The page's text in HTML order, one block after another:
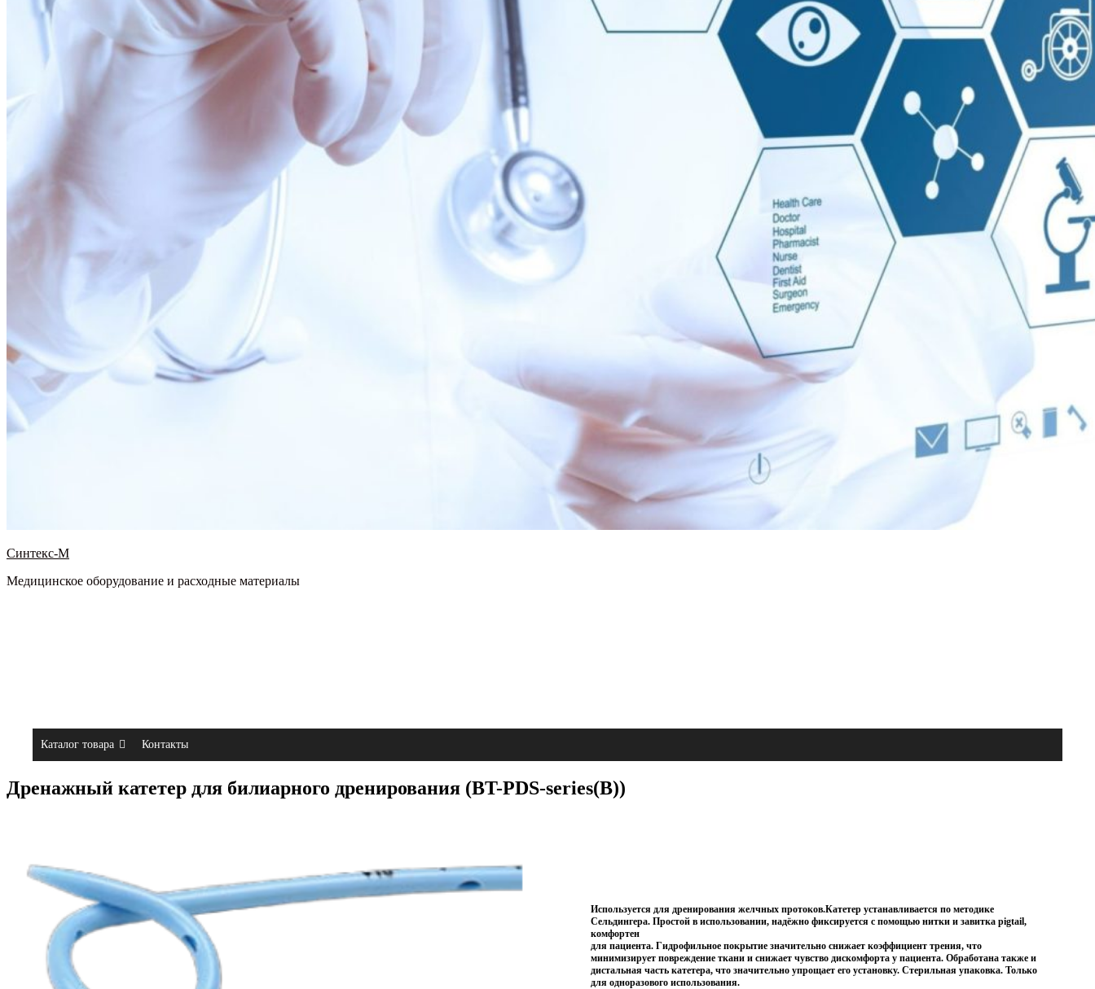
Синтекс-М
Медицинское оборудование и расходные материалы
Каталог товара Контакты
Дренажный катетер для билиарного дренирования (BT-PDS-series(В))
Используется для дренирования желчных протоков.Катетер устанавливается по методике
Сельдингера. Простой в использовании, надёжно фиксируется с помощью нитки и завитка pigtail,
комфортен
для пациента. Гидрофильное покрытие значительно снижает коэффициент трения, что
минимизирует повреждение ткани и снижает чувство дискомфорта у пациента. Обработана также и
дистальная часть катетера, что значительно упрощает его установку. Стерильная упаковка. Только
для одноразового использования.